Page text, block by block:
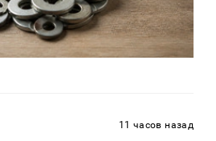
11 часов назад